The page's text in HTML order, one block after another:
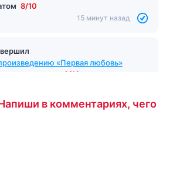
8/10
15 минут назад
«Первая любовь»
8/10
в комментариях, чего